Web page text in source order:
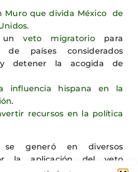
Muro que divida México de
.
unveto migratorio para
de países considerados
y detener la acogida de
influencia hispana en la
.
recursos en la política
generó en diversos
la aplicación del veto